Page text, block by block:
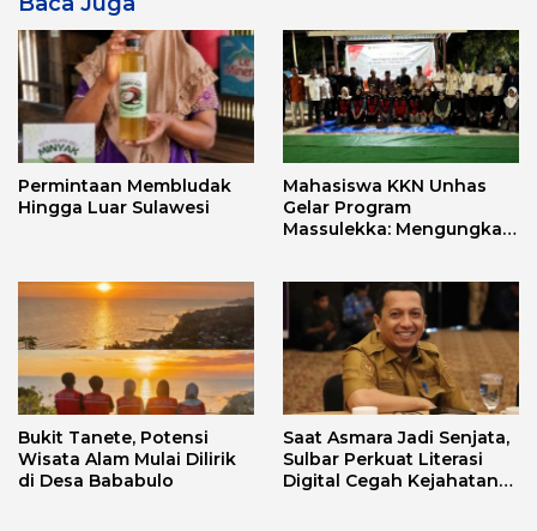
Permintaan Membludak
Hingga Luar Sulawesi
Mahasiswa KKN Unhas
Gelar Program
Massulekka: Mengungkap
Bukit Tanete, Potensi
Wisata Alam Mulai Dilirik
di Desa Bababulo
Saat Asmara Jadi Senjata,
Sulbar Perkuat Literasi
Digital Cegah Kejahatan